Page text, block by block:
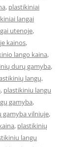
, plastikiniai
langai
utenoje,
kainos,
lango kaina,
durų gamyba,
langų,
, plastikiniu langu
gamyba,
gamyba vilniuje,
, plastikinių
langu